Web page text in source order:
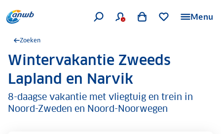
Menu
Zoeken
Wintervakantie Zweeds
Lapland en Narvik
8-daagse vakantie met vliegtuig en trein in
Noord-Zweden en Noord-Noorwegen